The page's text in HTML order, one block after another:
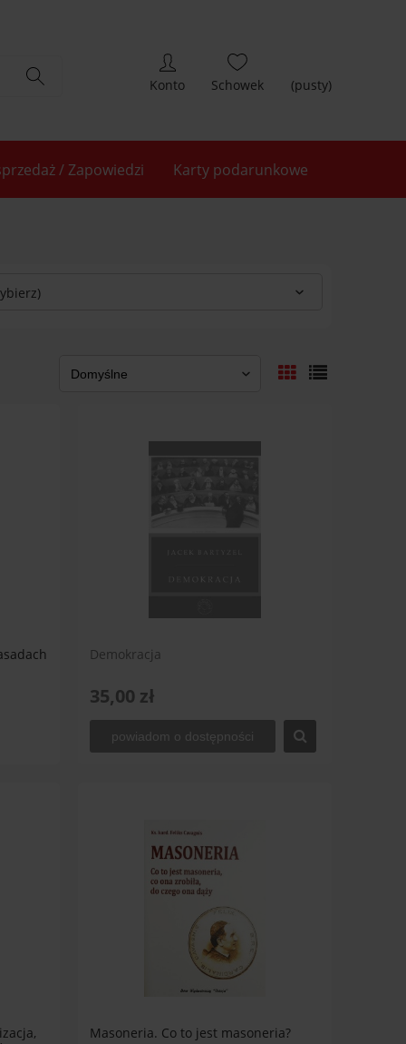
(pusty)
/ Zapowiedzi Karty podarunkowe
Demokracja
35,00 zł
powiadom o dostępności
Masoneria. Co to jest masoneria?